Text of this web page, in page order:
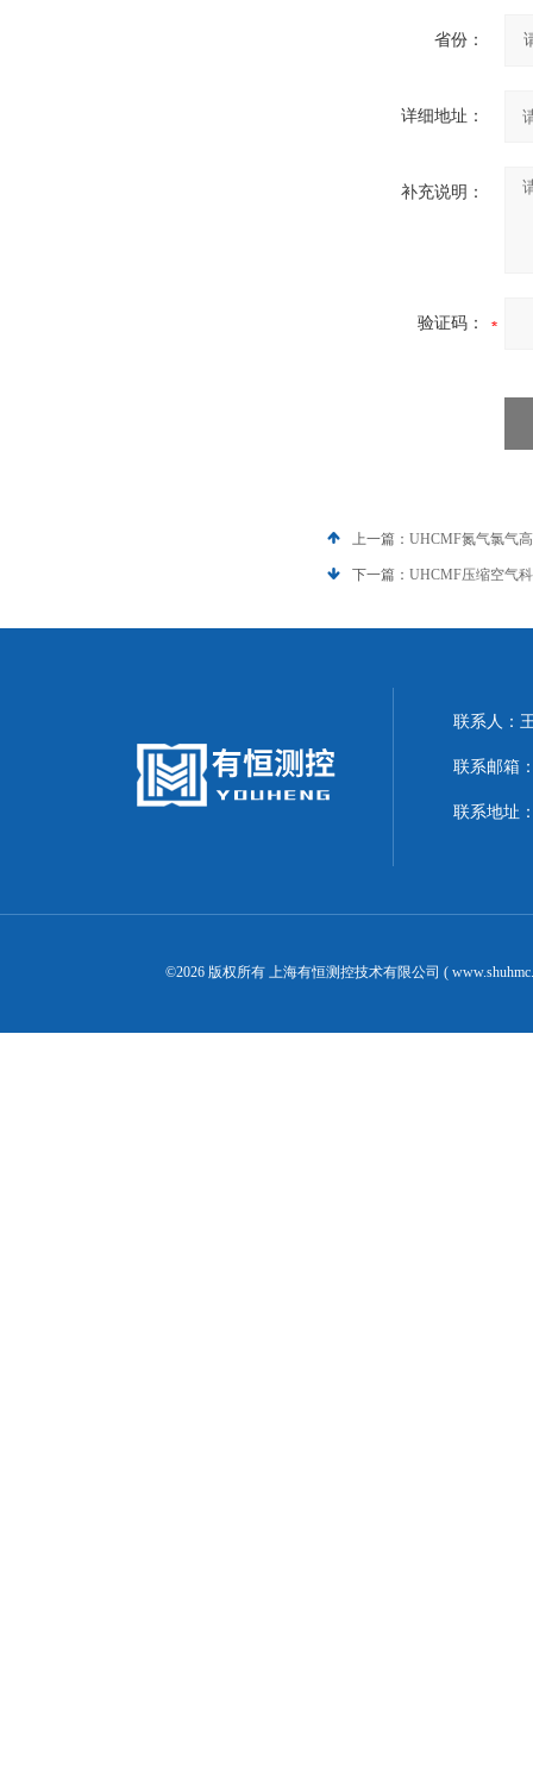
省份：
详细地址：
补充说明：
验证码：
上一篇： UHCMF氮气氯气
下一篇： UHCMF压缩空气
联系人：
联系邮箱
联系地址
©2026 版权所有 上海有恒测控技术有限公司 (